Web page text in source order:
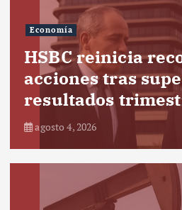
Economía
HSBC reinicia
acciones tras
resultados
agosto 4, 2026